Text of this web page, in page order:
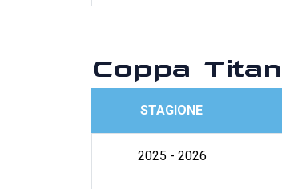
Coppa
STAGIONE
2025 - 2026